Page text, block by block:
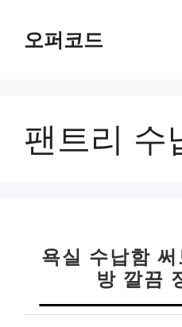
오퍼코드
팬트리 수
욕실 수납함
방 깔끔